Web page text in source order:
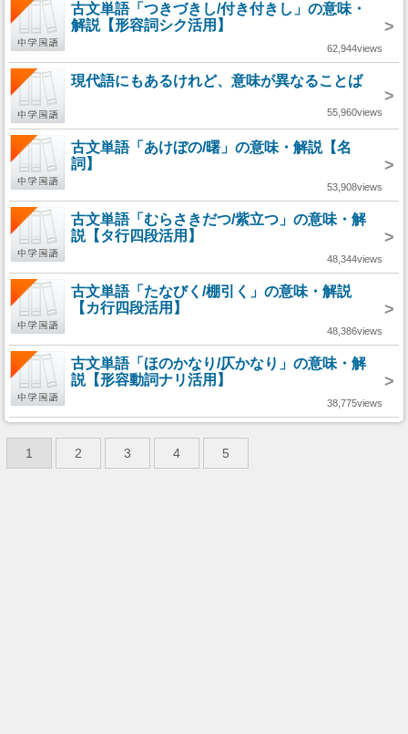
古文単語「つきづきし/付き付きし」の意味・
解説【形容詞シク活用】
>
62,944views
現代語にもあるけれど、意味が異なることば
>
55,960views
古文単語「あけぼの/曙」の意味・解説【名
詞】
>
53,908views
古文単語「むらさきだつ/紫立つ」の意味・解
説【タ行四段活用】
>
48,344views
古文単語「たなびく/棚引く」の意味・解説
【カ行四段活用】
>
48,386views
古文単語「ほのかなり/仄かなり」の意味・解
説【形容動詞ナリ活用】
>
38,775views
1 2 3 4 5